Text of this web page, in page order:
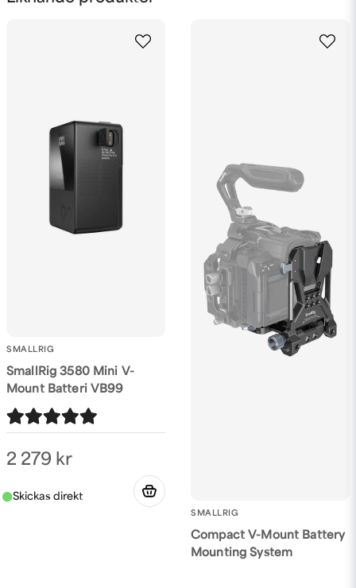
SMALLRIG
SmallRig 3580 Mini V-
Mount Batteri VB99
2 279 kr
SMALLRIG
Compact V-Mount Battery
Mounting System